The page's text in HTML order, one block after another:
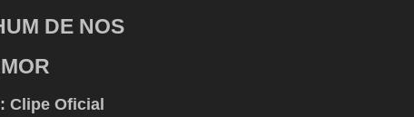
DE NOS
Clipe Oficial